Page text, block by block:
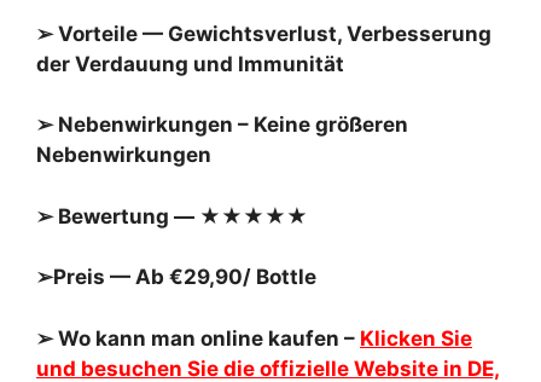
➢ Vorteile — Gewichtsverlust, Verbesserung
der Verdauung und Immunität
➢ Nebenwirkungen – Keine größeren
Nebenwirkungen
➢ Bewertung — ★★★★★
➢Preis — Ab €29,90/ Bottle
➢ Wo kann man online kaufen – Klicken Sie
und besuchen Sie die offizielle Website in DE,